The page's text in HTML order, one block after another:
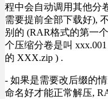
程中会自动调用其他分
需要提前全部下载好),
别的 (RAR格式的第一
个压缩分卷是叫
的 XXX.zip ) .
- 如果是需要改后缀的
命名好才能正常解压,